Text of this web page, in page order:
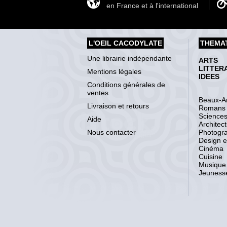
en France et à l'international
L'OEIL CACODYLATE
Une librairie indépendante
Mentions légales
Conditions générales de
ventes
Livraison et retours
Aide
Nous contacter
ARTS
IDEES
Beaux-
Romans
Design
Cinéma
Cuisine
Musique